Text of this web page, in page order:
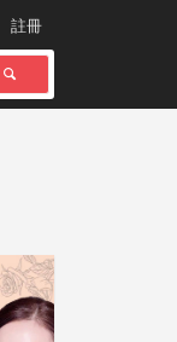
註冊